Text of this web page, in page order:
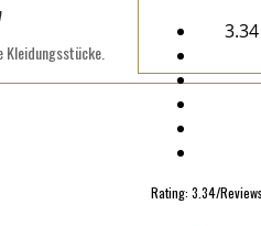
3.34
Rating: 3.34/